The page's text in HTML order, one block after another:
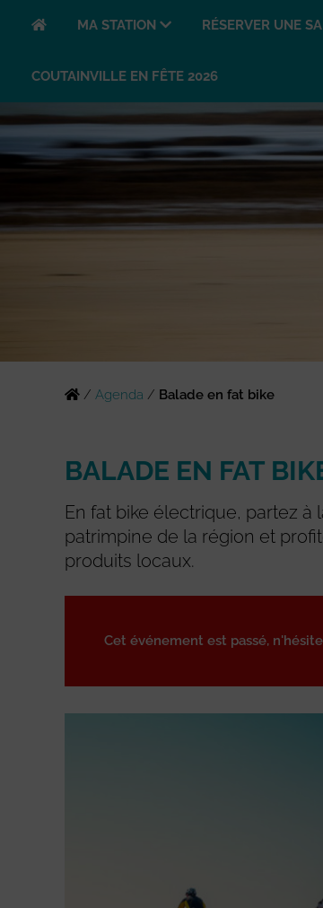
MA STATION RÉSERVER UNE
COUTAINVILLE EN FÊTE 2026
/ Agenda / Balade en fat bike
BALADE EN FAT
En fat bike électrique, partez
patrimpine de la région et
produits locaux.
Cet événement est passé,